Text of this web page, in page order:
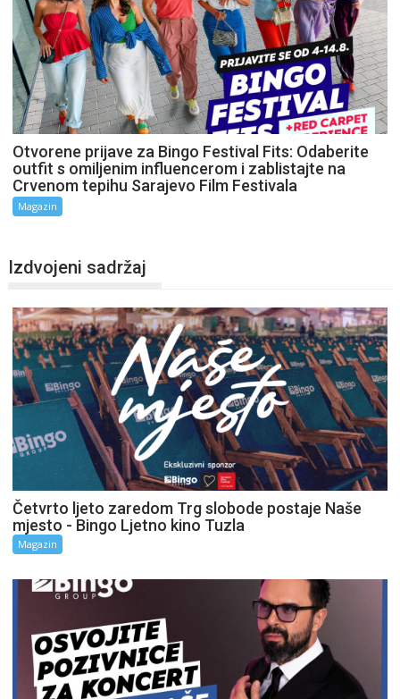
Otvorene prijave za Bingo Festival Fits: Odaberite
outfit s omiljenim influencerom i zablistajte na
Crvenom tepihu Sarajevo Film Festivala
Magazin
Izdvojeni sadržaj
Četvrto ljeto zaredom Trg slobode postaje Naše
mjesto - Bingo Ljetno kino Tuzla
Magazin